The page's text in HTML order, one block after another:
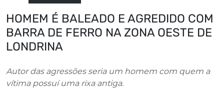
HOMEM É BALEADO E AGREDIDO COM
BARRA DE FERRO NA ZONA OESTE DE
LONDRINA
Autor das agressões seria um homem com quem a
vítima possuí uma rixa antiga.